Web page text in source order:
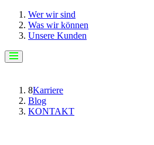
Wer wir sind
Was wir können
Unsere Kunden
8Karriere
Blog
KONTAKT